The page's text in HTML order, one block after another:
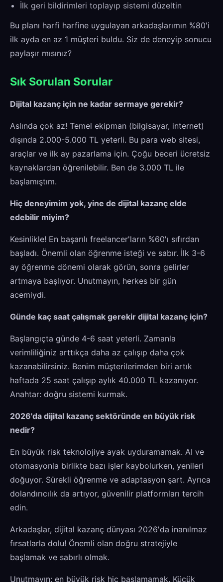
İlk geri bildirimleri toplayıp sistemi düzeltin
Bu planı harfi harfine uygulayan arkadaşlarımın %80'i
ilk ayda en az 1 müşteri buldu. Siz de deneyip sonucu
paylaşır mısınız?
Sık Sorulan Sorular
Dijital kazanç için ne kadar sermaye gerekir?
Aslında çok az! Temel ekipman (bilgisayar, internet)
dışında 2.000-5.000 TL yeterli. Bu para web sitesi,
araçlar ve ilk ay pazarlama için. Çoğu beceri ücretsiz
kaynaklardan öğrenilebilir. Ben de 3.000 TL ile
başlamıştım.
Hiç deneyimim yok, yine de dijital kazanç elde
edebilir miyim?
Kesinlikle! En başarılı freelancer'ların %60'ı sıfırdan
başladı. Önemli olan öğrenme isteği ve sabır. İlk 3-6
ay öğrenme dönemi olarak görün, sonra gelirler
artmaya başlıyor. Unutmayın, herkes bir gün
acemiydi.
Günde kaç saat çalışmak gerekir dijital kazanç için?
Başlangıçta günde 4-6 saat yeterli. Zamanla
verimliliğiniz arttıkça daha az çalışıp daha çok
kazanabilirsiniz. Benim müşterilerimden biri artık
haftada 25 saat çalışıp aylık 40.000 TL kazanıyor.
Anahtar: doğru sistemi kurmak.
2026'da dijital kazanç sektöründe en büyük risk
nedir?
En büyük risk teknolojiye ayak uyduramamak. AI ve
otomasyonla birlikte bazı işler kaybolurken, yenileri
doğuyor. Sürekli öğrenme ve adaptasyon şart. Ayrıca
dolandırıcılık da artıyor, güvenilir platformları tercih
edin.
Arkadaşlar, dijital kazanç dünyası 2026'da inanılmaz
fırsatlarla dolu! Önemli olan doğru stratejiyle
başlamak ve sabırlı olmak.
Unutmayın: en büyük risk hiç başlamamak. Küçük